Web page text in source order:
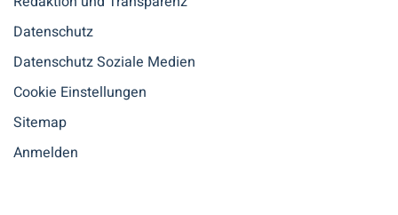
Datenschutz
Datenschutz Soziale Medien
Cookie Einstellungen
Sitemap
Anmelden